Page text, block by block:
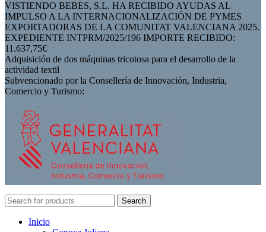
VISTIENDO BEBES, S.L. HA RECIBIDO AYUDAS AL
IMPULSO A LA INTERNACIONALIZACIÓN DE PYMES
EXPORTADORAS DE LA COMUNITAT VALENCIANA 2025.
EXPEDIENTE INTPRM/2025/196 IMPORTE RECIBIDO:
11.637,75€
Adquisición de dos máquinas tricotosa para el desarrollo de la
actividad textil
Subvencionado por la Consellería de Innovación, Industria,
Comercio y Turismo:
Search
Inicio